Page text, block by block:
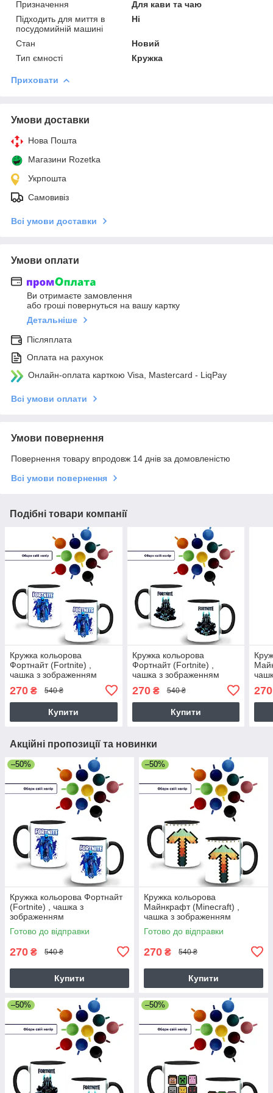
Призначення
Для кави та чаю
Підходить для миття в
посудомийній машині
Ні
Стан
Новий
Тип ємності
Кружка
Приховати
Умови доставки
Нова Пошта
Магазини Rozetka
Укрпошта
Самовивіз
Всі умови доставки
Умови оплати
Ви отримаєте замовлення
або гроші повернуться на вашу картку
Детальніше
Післяплата
Оплата на рахунок
Онлайн-оплата карткою Visa, Mastercard - LiqPay
Всі умови оплати
Умови повернення
Повернення товару впродовж 14 днів за домовленістю
Всі умови повернення
Подібні товари компанії
Кружка кольорова
Фортнайт (Fortnite) ,
чашка з зображенням
270 ₴ 540 ₴
Купити
Кружка кольорова
Фортнайт (Fortnite) ,
чашка з зображенням
270₴ 540 ₴
Купити
270
Акційні пропозиції та новинки
–50%
Кружка кольорова Фортнайт
(Fortnite) , чашка з
зображенням
Готово до відправки
270 ₴ 540 ₴
Купити
–50%
Кружка кольорова
Майнкрафт (Minecraft) ,
чашка з зображенням
Готово до відправки
270 ₴ 540 ₴
Купити
–50% –50%